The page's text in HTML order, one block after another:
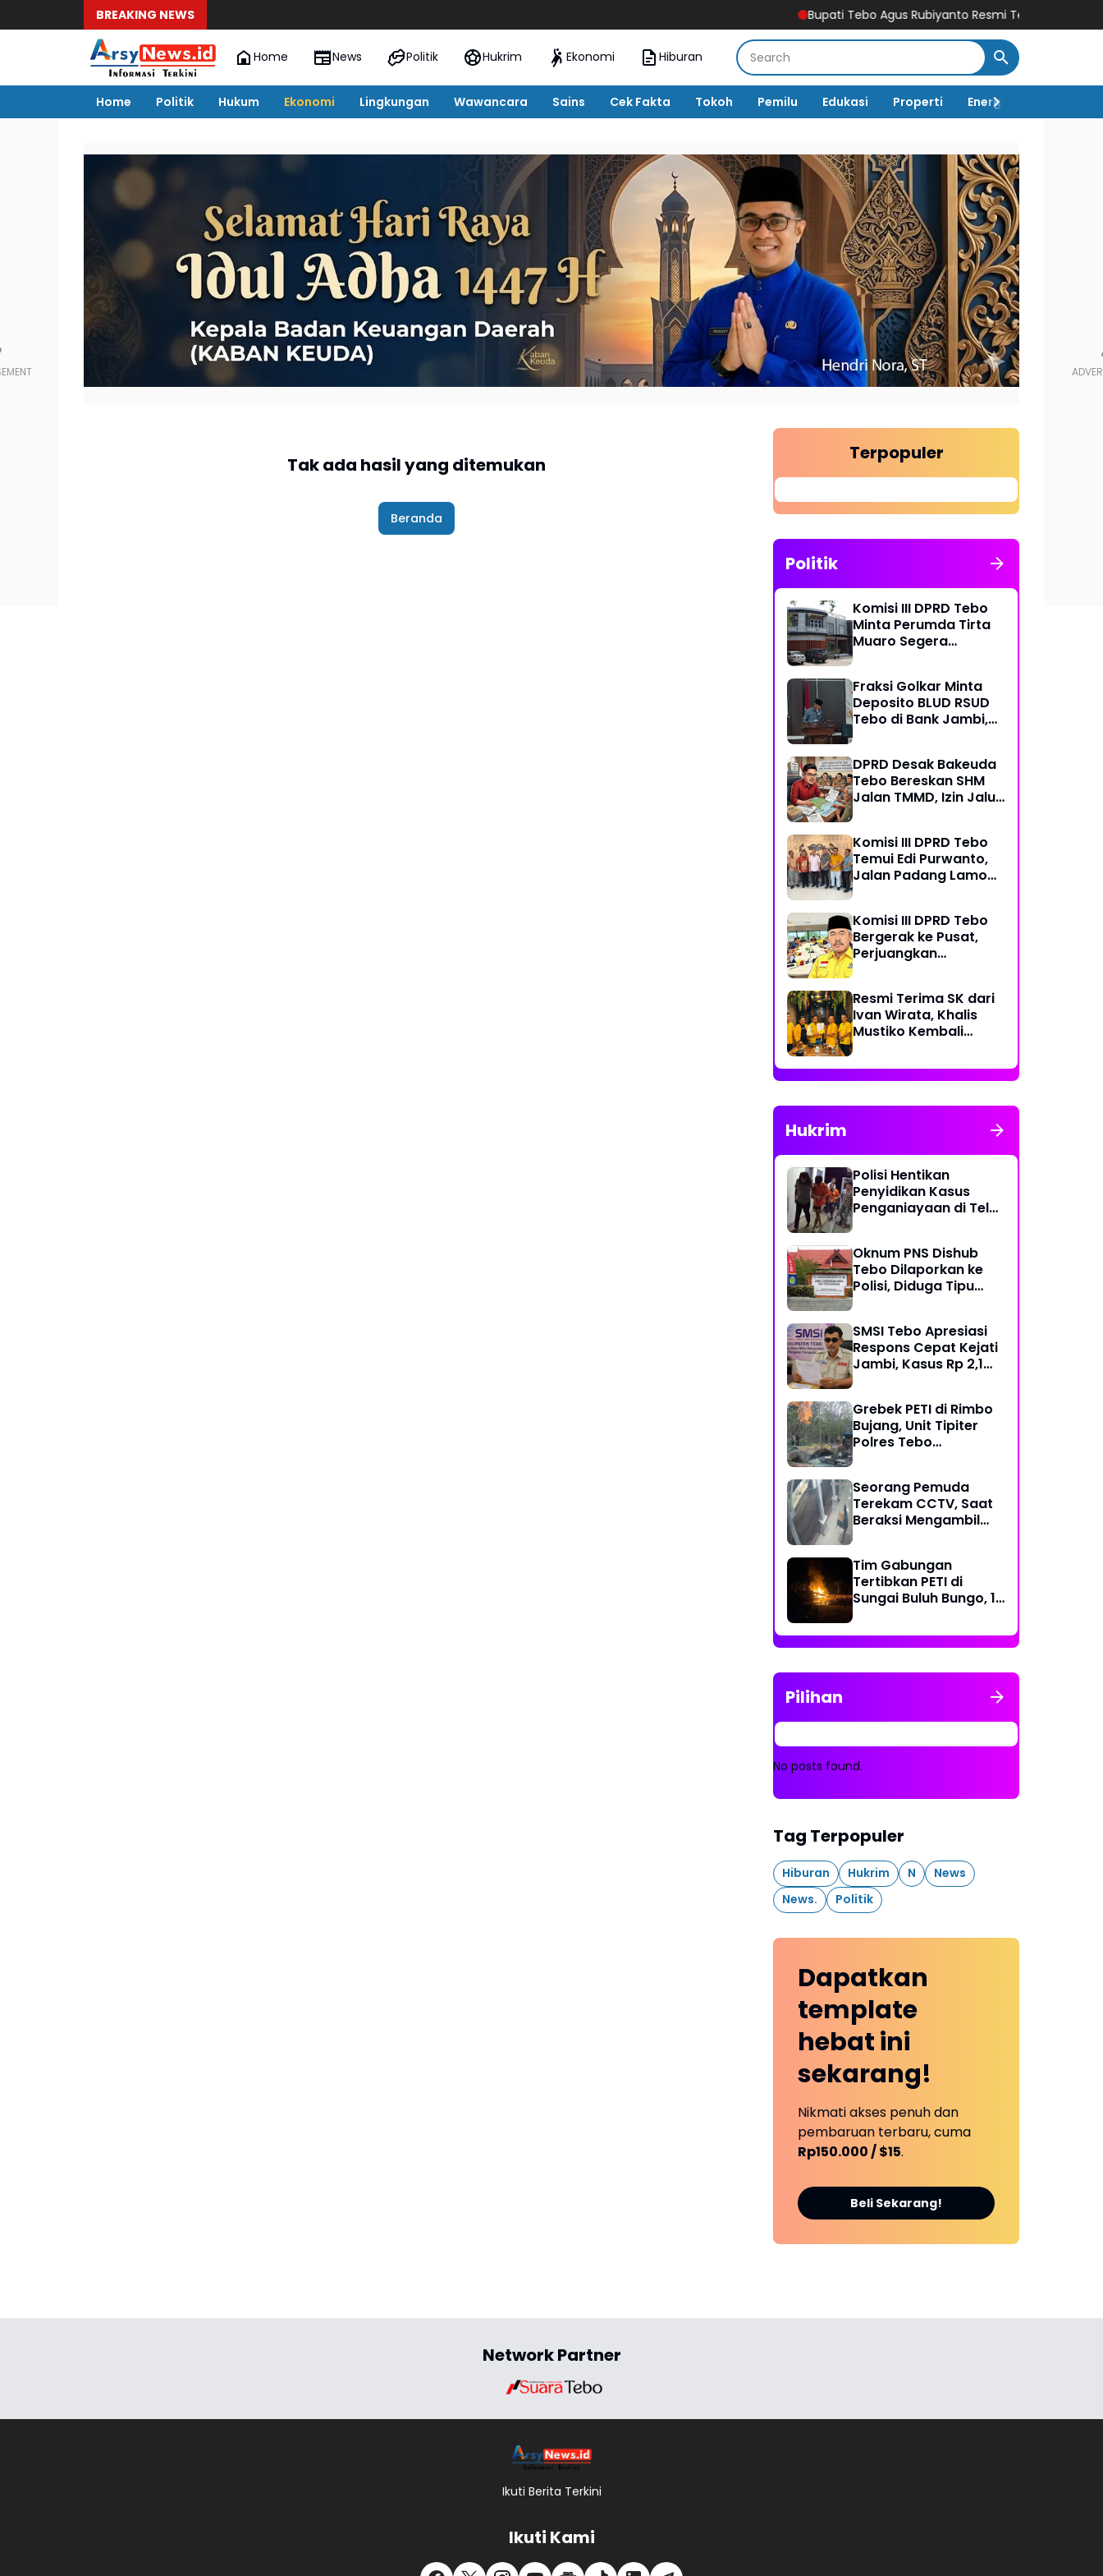
BREAKING NEWS Bupati Tebo Agus Rubiyanto Resmi Terbitkan SE Larangan
Home News Politik Hukrim Ekonomi Hiburan
Home Politik Hukum Ekonomi Lingkungan Wawancara Sains Cek Fakta Tokoh Pemilu Edukasi Properti Energi
Tak ada hasil yang ditemukan
Beranda
Terpopuler
Politik
Komisi III DPRD Tebo
Minta Perumda Tirta
Muaro Segera
Jambi
Fraksi Golkar Minta
Deposito BLUD RSUD
Tebo di Bank Jambi,
Perintis
DPRD Desak Bakeuda
Tebo Bereskan SHM
Jalan TMMD, Izin Jalur
Komisi III DPRD Tebo
Temui Edi Purwanto,
Jalan Padang Lamo
Komisi III DPRD Tebo
Bergerak ke Pusat,
Perjuangkan
Resmi Terima SK dari
Ivan Wirata, Khalis
Mustiko Kembali
Liga Marisa Jadi
Sekretaris
Hukrim
Polisi Hentikan
Penyidikan Kasus
Penganiayaan di Teluk
Restoratif
Oknum PNS Dishub
Tebo Dilaporkan ke
Polisi, Diduga Tipu
Kerja
SMSI Tebo Apresiasi
Respons Cepat Kejati
Jambi, Kasus Rp 2,1
Grebek PETI di Rimbo
Bujang, Unit Tipiter
Polres Tebo
Cara Dibakar
Seorang Pemuda
Terekam CCTV, Saat
Beraksi Mengambil
Tim Gabungan
Tertibkan PETI di
Sungai Buluh Bungo, 15
Dibakar
Pilihan
No posts found.
Tag Terpopuler
Hiburan Hukrim N
News
News.
Politik
Dapatkan
template
hebat ini
sekarang!
Nikmati akses penuh dan
pembaruan terbaru, cuma
Rp150.000 / $15.
Beli Sekarang!
Network Partner
Ikuti Berita Terkini
Ikuti Kami